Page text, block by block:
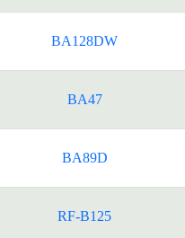
BA128DW
BA47
BA89D
RF-B125